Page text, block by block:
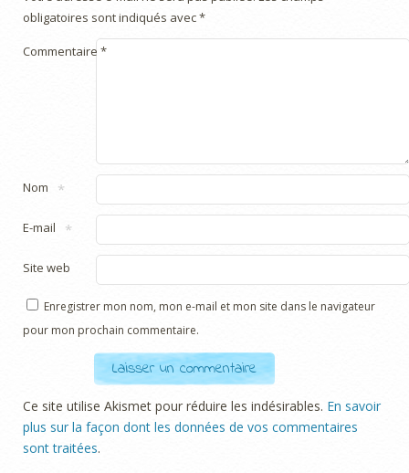
obligatoires sont indiqués avec*
Commentaire *
Nom *
E-mail *
Site web
Enregistrer mon nom, mon e-mail et mon site dans le navigateur
pour mon prochain commentaire.
Ce site utilise Akismet pour réduire les indésirables. En savoir
plus sur la façon dont les données de vos commentaires
sont traitées.